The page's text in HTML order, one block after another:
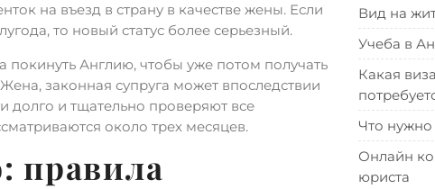
на въезд в страну в качестве жены. Если
то новый статус более серьезный.
Англию, чтобы уже потом получать
законная супруга может впоследствии
долго и тщательно проверяют все
около трех месяцев.
правила
Вид на
Учеба в
Какая
Что
Онлайн
юриста